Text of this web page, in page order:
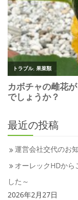
最近の投稿
運営会社交代のお
オーレックHDから
した～
2026年2月27日